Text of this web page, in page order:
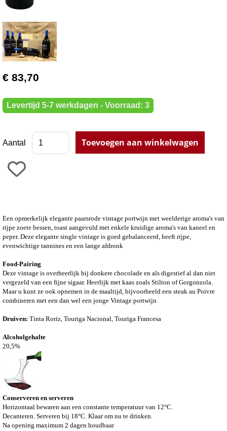
€ 83,70
Levertijd 5-7 werkdagen - Voorraad: 3
Aantal
Een opmerkelijk elegante paarsrode vintage portwijn met weelderige aroma's van
rijpe zoete bessen, toast aangevuld met enkele kruidige aroma's van kaneel en
peper. Deze elegante single vintage is goed gebalanceerd, heeft rijpe,
evenwichtige tannines en een lange afdronk
Food-Pairing
Deze vintage is overheerlijk bij donkere chocolade en als digestief al dan niet
vergezeld van een fijne sigaar. Heerlijk met kaas zoals Stilton of Gorgonzola.
Maar u kunt ze ook opnemen in de maaltijd, bijvoorbeeld een steak au Poivre
combineren met een dan wel een jonge Vintage portwijn
Druiven: Tinta Roriz, Touriga Nacional, Touriga Francesa
Alcoholgehalte
20,5%
Conserveren en serveren
Horizontaal bewaren aan een constante temperatuur van 12°C.
Decanteren. Serveren bij 18°C. Klaar om nu te drinken.
Na opening maximum 2 dagen houdbaar